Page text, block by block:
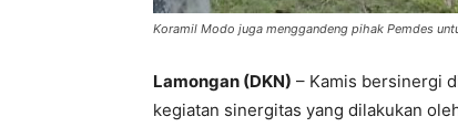
Koramil Modo juga menggandeng pihak Pemdes
Lamongan (DKN) – Kamis bersinergi
kegiatan sinergitas yang dilakukan